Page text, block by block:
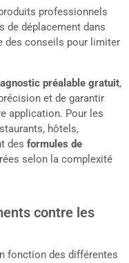
professionnels
de déplacement dans
des conseils pour limiter
préalable gratuit,
et de garantir
application. Pour les
hôtels,
des formules de
selon la complexité
contre les
fonction des différentes